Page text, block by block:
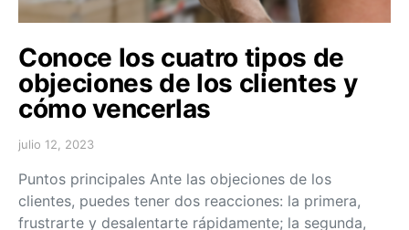
Conoce los cuatro tipos de
objeciones de los clientes y
cómo vencerlas
julio 12, 2023
Puntos principales Ante las objeciones de los
clientes, puedes tener dos reacciones: la primera,
frustrarte y desalentarte rápidamente; la segunda,